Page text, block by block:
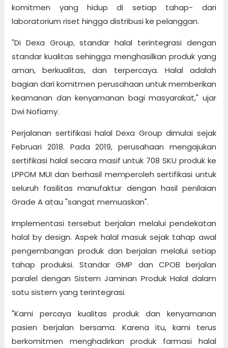
komitmen yang hidup di setiap tahap- dari
laboratorium riset hingga distribusi ke pelanggan.
"Di Dexa Group, standar halal terintegrasi dengan
standar kualitas sehingga menghasilkan produk yang
aman, berkualitas, dan terpercaya. Halal adalah
bagian dari komitmen perusahaan untuk memberikan
keamanan dan kenyamanan bagi masyarakat," ujar
Dwi Nofiarny.
Perjalanan sertifikasi halal Dexa Group dimulai sejak
Februari 2018. Pada 2019, perusahaan mengajukan
sertifikasi halal secara masif untuk 708 SKU produk ke
LPPOM MUI dan berhasil memperoleh sertifikasi untuk
seluruh fasilitas manufaktur dengan hasil penilaian
Grade A atau "sangat memuaskan".
Implementasi tersebut berjalan melalui pendekatan
halal by design. Aspek halal masuk sejak tahap awal
pengembangan produk dan berjalan melalui setiap
tahap produksi. Standar GMP dan CPOB berjalan
paralel dengan Sistem Jaminan Produk Halal dalam
satu sistem yang terintegrasi.
"Kami percaya kualitas produk dan kenyamanan
pasien berjalan bersama. Karena itu, kami terus
berkomitmen menghadirkan produk farmasi halal